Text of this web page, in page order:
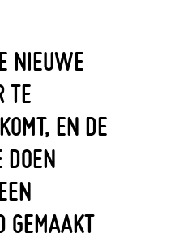
NIEUWE
TE
EN DE
DOEN
GEMAAKT